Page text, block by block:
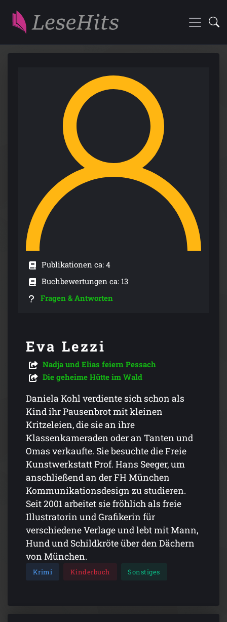
Publikationen ca: 4
Buchbewertungen ca: 13
Fragen & Antworten
Eva Lezzi
Nadja und Elias feiern Pessach
Die geheime Hütte im Wald
Daniela Kohl verdiente sich schon als
Kind ihr Pausenbrot mit kleinen
Kritzeleien, die sie an ihre
Klassenkameraden oder an Tanten und
Omas verkaufte. Sie besuchte die Freie
Kunstwerkstatt Prof. Hans Seeger, um
anschließend an der FH München
Kommunikationsdesign zu studieren.
Seit 2001 arbeitet sie fröhlich als freie
Illustratorin und Grafikerin für
verschiedene Verlage und lebt mit Mann,
Hund und Schildkröte über den Dächern
von München.
Krimi Kinderbuch Sonstiges